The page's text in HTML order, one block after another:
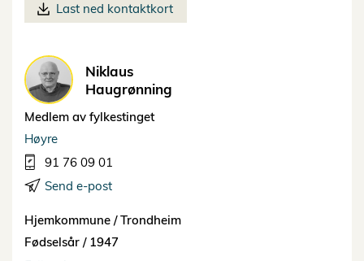
Last ned kontaktkort
Niklaus
Haugrønning
Medlem av fylkestinget
Høyre
91 76 09 01
Send e-post
Hjemkommune /Trondheim
Fødselsår / 1947